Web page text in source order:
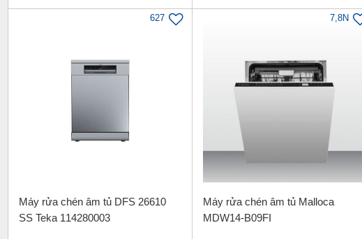
627
Máy rửa chén âm tủ DFS 26610
SS Teka 114280003
7,8N
Máy rửa chén âm tủ Malloca
MDW14-B09FI